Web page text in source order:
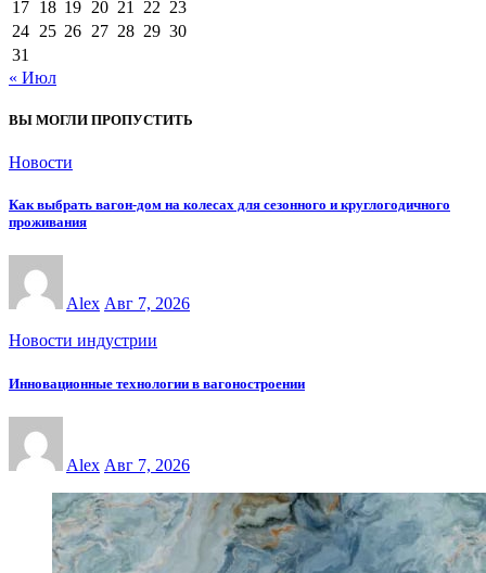
17 18 19 20 21 22 23
24 25 26 27 28 29 30
31
« Июл
ВЫ МОГЛИ ПРОПУСТИТЬ
Новости
Как выбрать вагон-дом на колесах для сезонного и круглогодичного
проживания
Alex Авг 7, 2026
Новости индустрии
Инновационные технологии в вагоностроении
Alex Авг 7, 2026